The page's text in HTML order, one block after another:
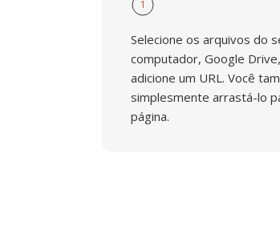
1
Selecione os arquivos do
computador, Google
adicione um URL. Você
simplesmente arrastá-lo
página.